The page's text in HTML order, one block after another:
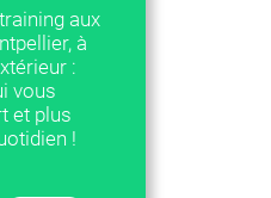
aux
à
:
vous
et plus
!